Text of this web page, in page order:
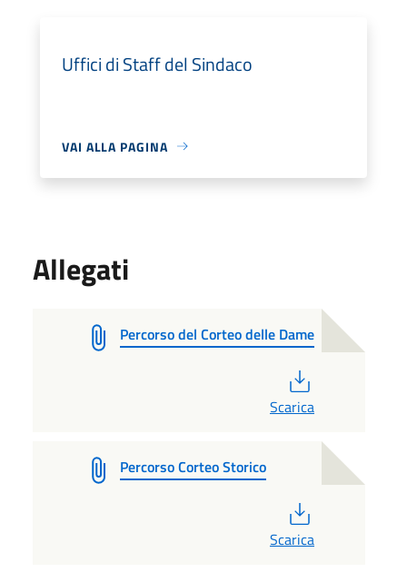
Uffici di Staff del Sindaco
VAI ALLA PAGINA
Allegati
Percorso del Corteo delle Dame
Scarica
Percorso Corteo Storico
Scarica